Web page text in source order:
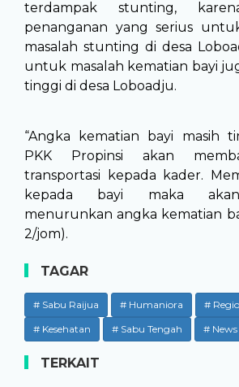
terdampak stunting,
penanganan yang serius
masalah stunting di desa
untuk masalah kematian bayi
tinggi di desa Loboadju.
“Angka kematian bayi masih
PKK Propinsi akan
transportasi kepada kader.
kepada bayi maka
menurunkan angka kematian
2/jom).
TAGAR
# Sabu Raijua # Humaniora
#
# Kesehatan
# Sabu Tengah # News
TERKAIT